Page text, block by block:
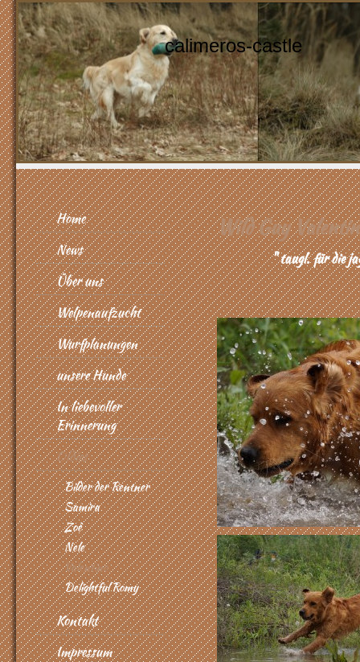
calimeros-castle
Home
News
Über uns
Welpenaufzucht
Wurfplanungen
unsere Hunde
In liebevoller
Erinnerung
Oldies
Bilder der Rentner
Samira
Zoè
Nele
Valentino
Delightful Romy
Kontakt
Impressum
Wild Guy
" taugl. für die